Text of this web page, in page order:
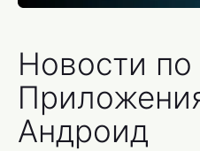
Новости по
Андроид